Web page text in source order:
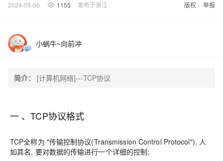
2024-05-06 1155 发布于浙江 版权 举报
小蜗牛~向前冲
简介： [计算机网络]---TCP协议
一 、TCP协议格式
TCP全称为 "传输控制协议(Transmission Control Protocol"). 人
如其名, 要对数据的传输进行一个详细的控制;